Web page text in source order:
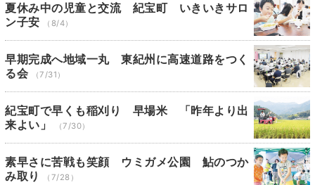
夏休み中の児童と交流 紀宝町 いきいきサロ
ン子安
（8/4）
早期完成へ地域一丸 東紀州に高速道路をつく
る会
（7/31）
紀宝町で早くも稲刈り 早場米 「昨年より出
来よい」
（7/30）
素早さに苦戦も笑顔 ウミガメ公園 鮎のつか
み取り
（7/28）